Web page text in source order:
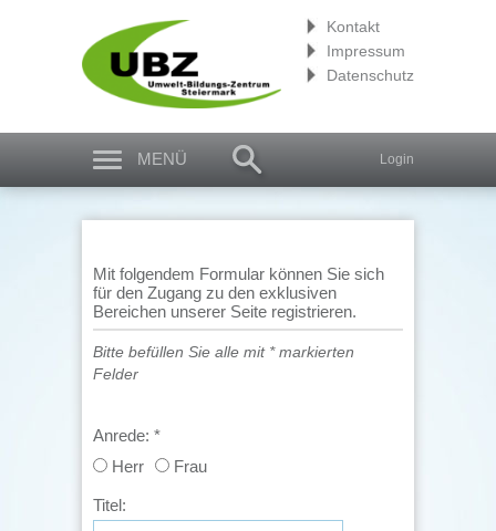
Kontakt
Impressum
Datenschutz
Login
MENÜ
Mit folgendem Formular können Sie sich
für den Zugang zu den exklusiven
Bereichen unserer Seite registrieren.
Bitte befüllen Sie alle mit * markierten
Felder
Anrede: *
Herr
Frau
Titel: